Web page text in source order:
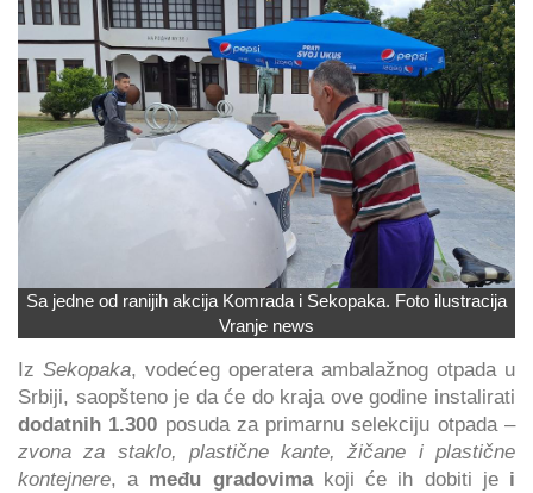
Sa jedne od ranijih akcija Komrada i Sekopaka. Foto ilustracija
Vranje news
Iz Sekopaka, vodećeg operatera ambalažnog otpada u
Srbiji, saopšteno je da će do kraja ove godine instalirati
dodatnih 1.300 posuda za primarnu selekciju otpada –
zvona za staklo, plastične kante, žičane i plastične
kontejnere, a među gradovimakoji će ih dobiti jei